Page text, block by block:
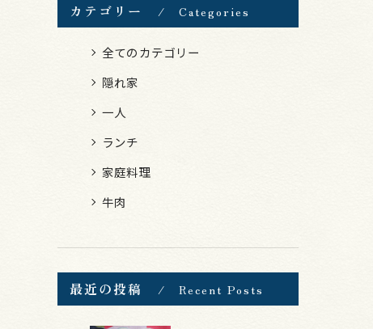
カテゴリー Categories
全てのカテゴリー
隠れ家
一人
ランチ
家庭料理
牛肉
最近の投稿 Recent Posts